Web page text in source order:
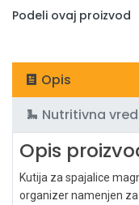
Podeli ovaj proizvod
Opis
Nutritivna
Opis
Kutija za spajalice
organizer namenjen